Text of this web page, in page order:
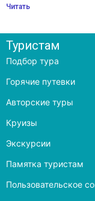
Читать
Туристам
Подбор тура
Горячие путевки
Авторские туры
Круизы
Экскурсии
Памятка туристам
Пользовательское